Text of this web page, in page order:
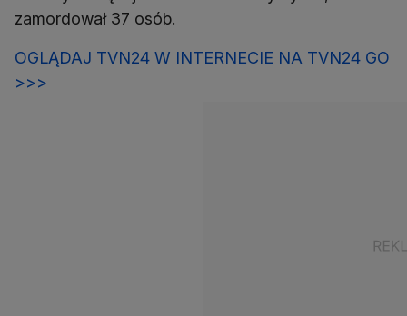
zamordował 37 osób.
OGLĄDAJ TVN24 W INTERNECIE NA TVN24 GO
>>>